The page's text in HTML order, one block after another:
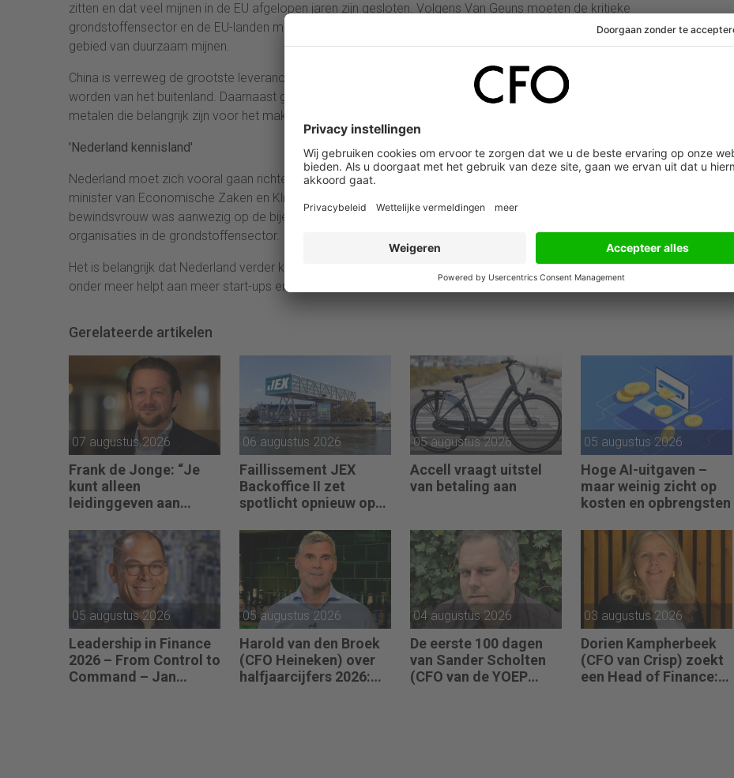
zitten en dat veel mijnen in de EU afgelopen jaren zijn gesloten. Volgens Van Geuns moeten de kritieke
grondstoffensector en de EU-landen meer samenwerken en meer investeren in onderzoek en ontwikkeling op het
gebied van duurzaam mijnen.
China is verreweg de grootste leverancier van belangrijke grondstoffen, maar dat land is bezig om onafhankelijk te
worden van het buitenland. Daarnaast gelden sinds deze maand exportbeperkingen in China voor gallium en germanium,
metalen die belangrijk zijn voor het maken van chips.
'Nederland kennisland'
Nederland moet zich vooral gaan richten op het opbouwen van kennis over de grondstoffenindustrie, vindt demissionair
minister van Economische Zaken en Klimaat Micky Adriaansens. Volgens haar is ons land daar "heel goed in". De
bewindsvrouw was aanwezig op de bijeenkomst om een kennisagenda in ontvangst te nemen met input vanuit
organisaties in de grondstoffensector.
Het is belangrijk dat Nederland verder kennis opbouwt over grondstoffen, zegt Adriaansens. Ze hoopt dat het Nederland
onder meer helpt aan meer start-ups en meer innovaties.
Gerelateerde artikelen
07 augustus 2026
Frank de Jonge: “Je
kunt alleen
leidinggeven aan
kunt geven aan jezelf.”
06 augustus 2026
Faillissement JEX
Backoffice II zet
spotlicht opnieuw op
05 augustus 2026
Accell vraagt uitstel
van betaling aan
05 augustus 2026
Hoge AI-uitgaven –
maar weinig zicht op
kosten en opbrengsten
05 augustus 2026
Leadership in Finance
2026 – From Control to
Command – Jan
05 augustus 2026
Harold van den Broek
(CFO Heineken) over
halfjaarcijfers 2026:
04 augustus 2026
De eerste 100 dagen
van Sander Scholten
(CFO van de YOEP
03 augustus 2026
Dorien Kampherbeek
(CFO van Crisp) zoekt
een Head of Finance: